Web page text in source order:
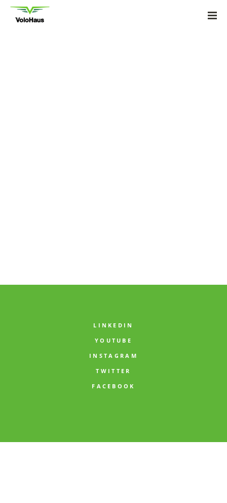
LINKEDIN
YOUTUBE
INSTAGRAM
TWITTER
FACEBOOK